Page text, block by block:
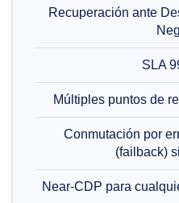
Recuperación ante
SLA
Múltiples puntos de
Conmutación por
(failback)
Near-CDP para